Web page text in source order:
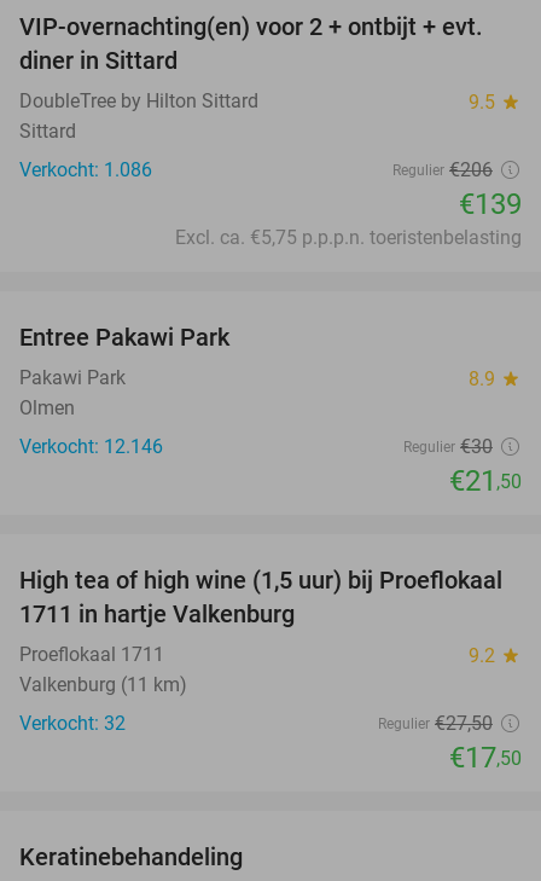
33%
VIP-overnachting(en) voor 2 + ontbijt + evt.
diner in Sittard
DoubleTree by Hilton Sittard 9.5 star
Sittard
Verkocht: 1.086
Regulier €206
€139
Excl. ca. €5,75 p.p.p.n. toeristenbelasting
Entree Pakawi Park
Pakawi Park 8.9 star
Olmen
Verkocht: 12.146
Regulier €30
€21 ,50
36%
High tea of high wine (1,5 uur) bij Proeflokaal
1711 in hartje Valkenburg
Proeflokaal 1711 9.2 star
Valkenburg (11 km)
Verkocht: 32
Regulier €27,50
€17,50
Keratinebehandeling